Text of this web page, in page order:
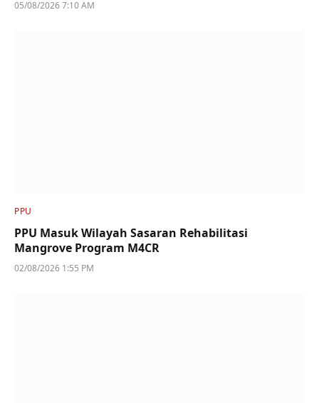
05/08/2026 7:10 AM
PPU
PPU Masuk Wilayah Sasaran Rehabilitasi
Mangrove Program M4CR
02/08/2026 1:55 PM